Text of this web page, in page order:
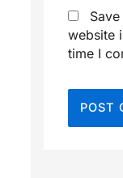
website
time I